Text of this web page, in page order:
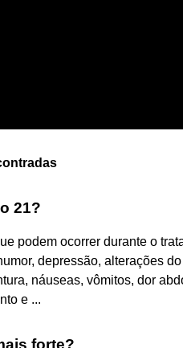
21?
podem ocorrer durante o
depressão, alterações
náuseas, vômitos, dor
e ...
forte?